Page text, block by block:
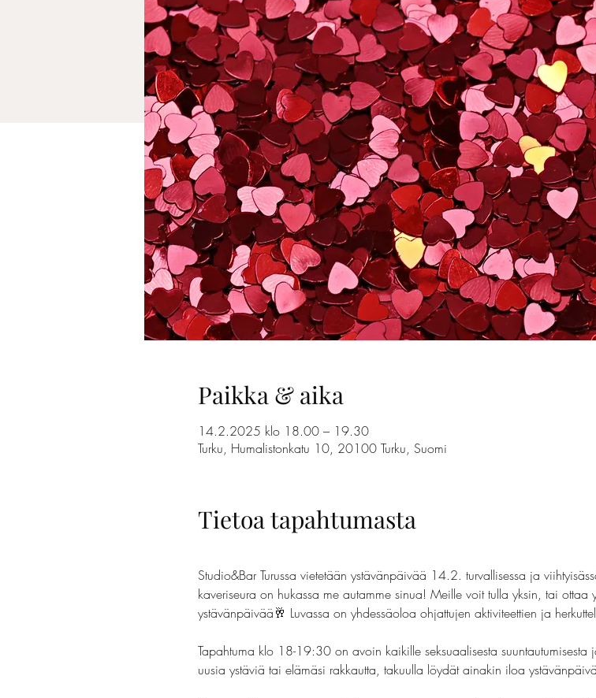
Paikka & aika
14.2.2025 klo 18.00 – 19.30
Turku, Humalistonkatu 10, 20100 Turku, Suomi
Tietoa tapahtumasta
Studio&Bar Turussa vietetään ystävänpäivää 14.2. turvallisessa ja
kaveriseura on hukassa me autamme sinua! Meille voit tulla yksin, tai
ystävänpäivää🥂 Luvassa on yhdessäoloa ohjattujen aktiviteettien ja
Tapahtuma klo 18-19:30 on avoin kaikille seksuaalisesta suuntautumisesta
uusia ystäviä tai elämäsi rakkautta, takuulla löydät ainakin iloa